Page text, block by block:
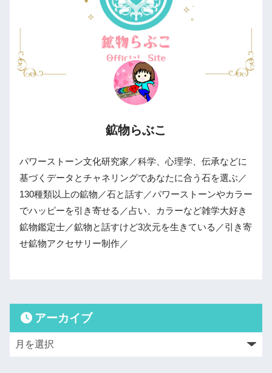
鉱物らぶこ
パワーストーン文化研究家／科学、心理学、伝承などに
基づくデータとチャネリングであなたに合う石を選ぶ／
130種類以上の鉱物／石と話す／パワーストーンやカラー
でハッピーを引き寄せる／占い、カラーなど雑学大好き
鉱物鑑定士／鉱物と話すけど3次元を生きている／引き寄
せ鉱物アクセサリー制作／
アーカイブ